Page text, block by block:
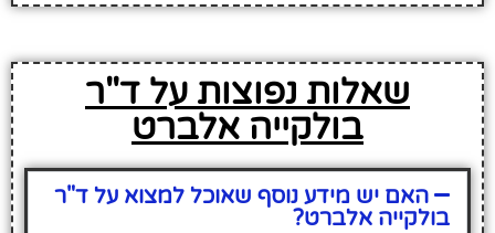
שאלות נפוצות על ד"ר
בולקייה אלברט
האם יש מידע נוסף שאוכל למצוא על ד"ר
בולקייה אלברט?